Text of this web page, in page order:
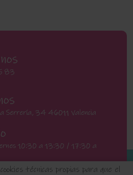
técnicas propias para que el
83
Serrería, 34 46011 Valencia
10:30 a 13:30 / 17:30 a
a 13:00